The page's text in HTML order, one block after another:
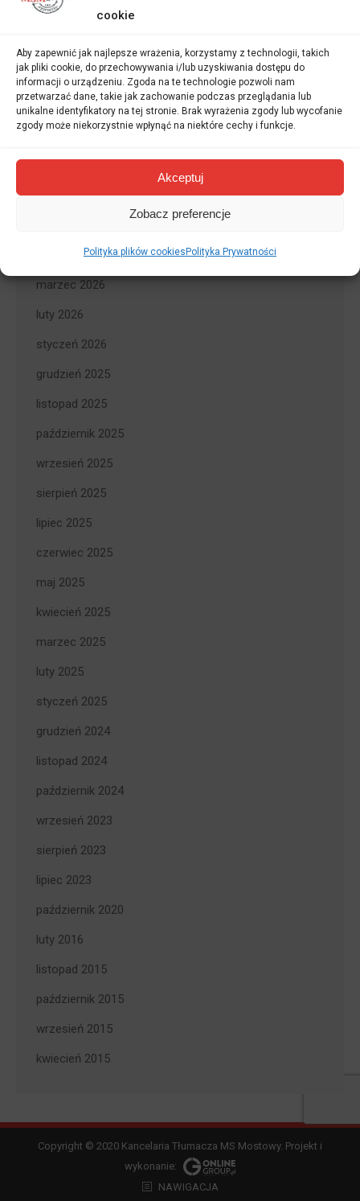
cookie
Aby zapewnić jak najlepsze wrażenia, korzystamy z technologii, takich
jak pliki cookie, do przechowywania i/lub uzyskiwania dostępu do
informacji o urządzeniu. Zgoda na te technologie pozwoli nam
przetwarzać dane, takie jak zachowanie podczas przeglądania lub
unikalne identyfikatory na tej stronie. Brak wyrażenia zgody lub wycofanie
zgody może niekorzystnie wpłynąć na niektóre cechy i funkcje.
Akceptuj
Zobacz preferencje
Polityka plików cookies Polityka Prywatności
23 kwietnia 2026
Gdzie znaleźć tłumacza przysięgłego – lista i
wyszukiwarki oficjalne
16 kwietnia 2026
Tłumacz przysięgły a RODO –
Archiwum wpisów
kwiecień 2026
marzec 2026
luty 2026
styczeń 2026
grudzień 2025
listopad 2025
październik 2025
wrzesień 2025
sierpień 2025
lipiec 2025
czerwiec 2025
maj 2025
kwiecień 2025
marzec 2025
luty 2025
styczeń 2025
grudzień 2024
listopad 2024
październik 2024
wrzesień 2023
sierpień 2023
lipiec 2023
październik 2020
luty 2016
listopad 2015
październik 2015
wrzesień 2015
kwiecień 2015
Copyright © 2020 Kancelaria Tłumacza MS Mostowy. Projekt i
wykonanie:
NAWIGACJA